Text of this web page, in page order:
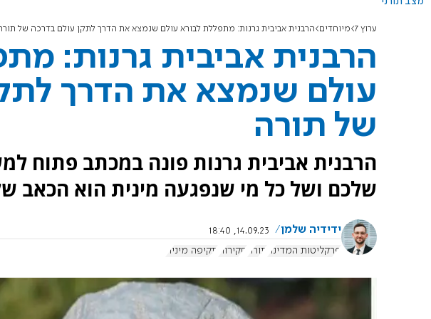
ערוץ 7 מיוחדים הרבנית אביבית גרנות: מתפללת לבורא עולם שנמצא את הדרך לתקן עולם בדרכה של
הרבנית אביבית גרנות:
עולם שנמצא את הדרך
של תורה
הרבנית אביבית גרנות פונה במכתב פתוח
שלכם ושל כל מי שנפגעה מינית הוא הכאב
ידידיה שלמן
14.09.23, 18:40
פרקליטות המדינה
תורה חקירות תקיפה מינית